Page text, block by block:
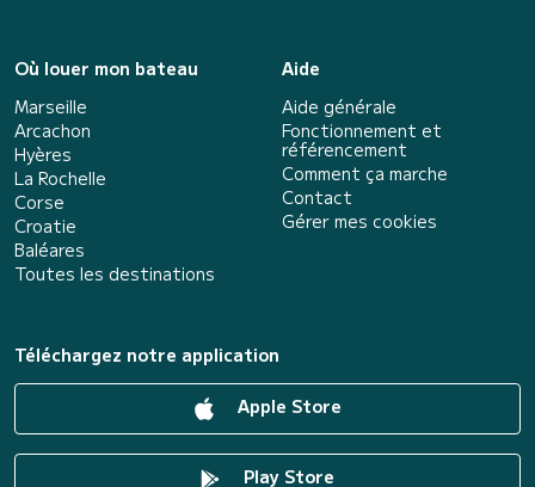
Où louer mon bateau
Marseille
Arcachon
Hyères
La Rochelle
Corse
Croatie
Baléares
Toutes les destinations
Aide
Aide générale
Fonctionnement et
référencement
Comment ça marche
Contact
Gérer mes cookies
Téléchargez notre application
Apple Store
Play Store